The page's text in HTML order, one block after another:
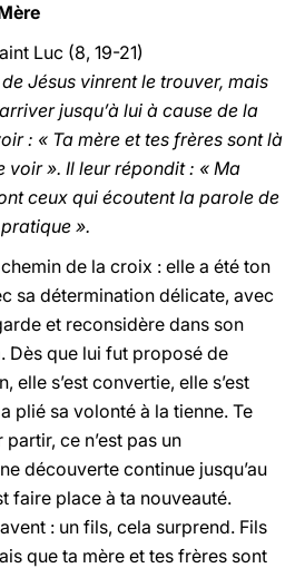
Luc (8, 19-21)
Jésus vinrent le trouver, mais
jusqu’à lui à cause de la
: « Ta mère et tes frères sont là
voir ». Il leur répondit : « Ma
ceux qui écoutent la parole de
».
de la croix : elle a été ton
sa détermination délicate, avec
et reconsidère dans son
que lui fut proposé de
elle s’est convertie, elle s’est
plié sa volonté à la tienne. Te
partir, ce n’est pas un
découverte continue jusqu’au
faire place à ta nouveauté.
: un fils, cela surprend. Fils
que ta mère et tes frères sont